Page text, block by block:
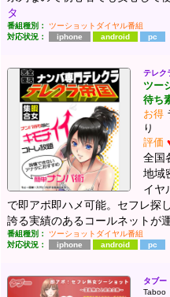
タ
番組種別：
ツーショットダイヤル番組
対応状況：
iphone android pc
テレク
ツー
待ち
お得
り
評価
全国
地域
イヤ
で即アポ即ハメ可能。セフレ探
誇る実績のあるコールネットが
番組種別：
ツーショットダイヤル番組
対応状況：
iphone android pc
タブー
Taboo